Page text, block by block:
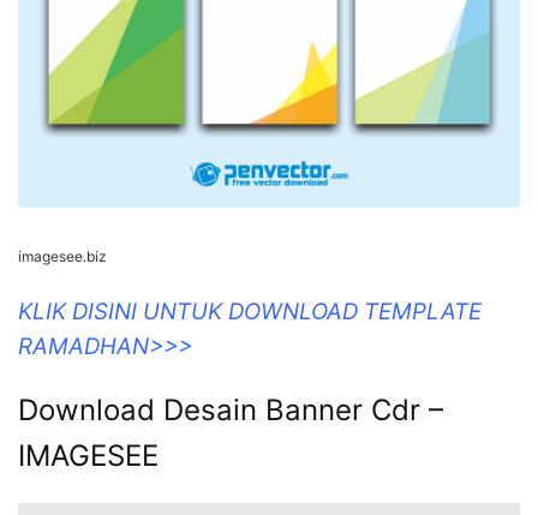
imagesee.biz
KLIK DISINI UNTUK DOWNLOAD TEMPLATE
RAMADHAN>>>
Download Desain Banner Cdr –
IMAGESEE